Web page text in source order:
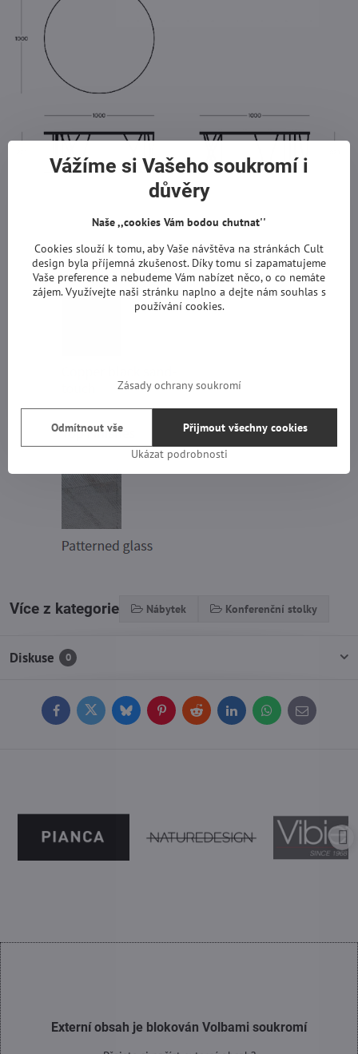
Více z kategorie Nábytek Konferenční stolky
Diskuse 0
FacebookTwitterBlueskyPinterestReddit LinkedInWhatsApp
E-
mail
Externí obsah je blokován Volbami soukromí
Vážíme si Vašeho soukromí i
důvěry
Naše ,,cookies Vám bodou chutnat''
Cookies slouží k tomu, aby Vaše návštěva na stránkách Cult
design byla příjemná zkušenost. Díky tomu si zapamatujeme
Vaše preference a nebudeme Vám nabízet něco, o co nemáte
zájem. Využívejte naši stránku naplno a dejte nám souhlas s
používání cookies.
Zásady ochrany soukromí
Ukázat podrobnosti
Přijmout všechny cookies
Odmítnout vše